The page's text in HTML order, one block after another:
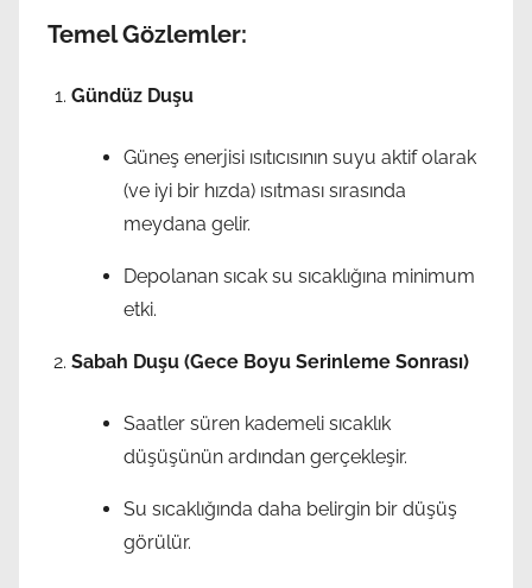
Temel Gözlemler:
Gündüz Duşu
Güneş enerjisi ısıtıcısının suyu aktif olarak
(ve iyi bir hızda) ısıtması sırasında
meydana gelir.
Depolanan sıcak su sıcaklığına minimum
etki.
Sabah Duşu (Gece Boyu Serinleme Sonrası)
Saatler süren kademeli sıcaklık
düşüşünün ardından gerçekleşir.
Su sıcaklığında daha belirgin bir düşüş
görülür.